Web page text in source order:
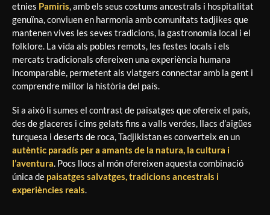
etnies Pamiris, amb els seus costums ancestrals i hospitalitat
genuïna, conviuen en harmonia amb comunitats tadjikes que
mantenen vives les seves tradicions, la gastronomia local i el
folklore. La vida als pobles remots, les festes locals i els
mercats tradicionals ofereixen una experiència humana
incomparable, permetent als viatgers connectar amb la gent i
comprendre millor la història del país.
Si a això li sumes el contrast de paisatges que ofereix el país,
des de glaceres i cims gelats fins a valls verdes, llacs d’aigües
turquesa i deserts de roca, Tadjikistan es converteix en un
autèntic paradís per a amants de la natura, la cultura i
l’aventura. Pocs llocs al món ofereixen aquesta combinació
única de paisatges salvatges, tradicions ancestrals i
experiències reals.